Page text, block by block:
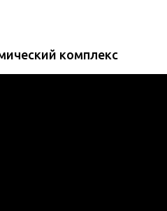
комплекс